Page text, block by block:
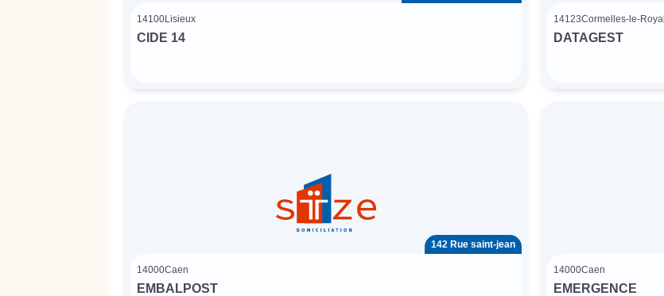
14100Lisieux
CIDE 14
14123Cormelles-le-Royal
DATAGEST
142 Rue saint-jean
14000Caen
EMBALPOST
14000Caen
EMERGENCE